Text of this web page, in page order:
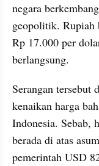
negara
geopolitik. Rupiah
Rp 17.000 per
berlangsung.
Serangan tersebut
kenaikan harga
Indonesia. Sebab,
berada di atas
pemerintah USD